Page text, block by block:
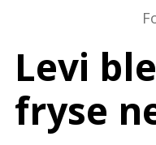
Levi
fryse